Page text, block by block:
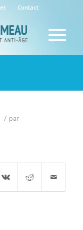
Contact
/ par